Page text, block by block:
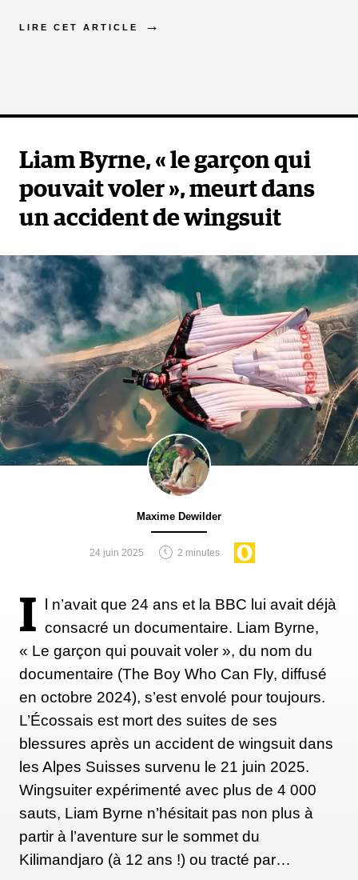
LIRE CET ARTICLE
Liam Byrne, « le garçon qui
pouvait voler », meurt dans
un accident de wingsuit
Maxime Dewilder
24 juin 2025 2 minutes
I l n’avait que 24 ans et la BBC lui avait déjà
consacré un documentaire. Liam Byrne,
« Le garçon qui pouvait voler », du nom du
documentaire (The Boy Who Can Fly, diffusé
en octobre 2024), s’est envolé pour toujours.
L’Écossais est mort des suites de ses
blessures après un accident de wingsuit dans
les Alpes Suisses survenu le 21 juin 2025.
Wingsuiter expérimenté avec plus de 4 000
sauts, Liam Byrne n’hésitait pas non plus à
partir à l’aventure sur le sommet du
Kilimandjaro (à 12 ans !) ou tracté par…